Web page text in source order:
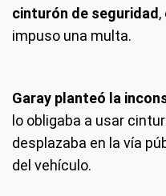
cinturón de seguridad
impuso una multa.
Garay planteó la
lo obligaba a usar
desplazaba en la vía
del vehículo.